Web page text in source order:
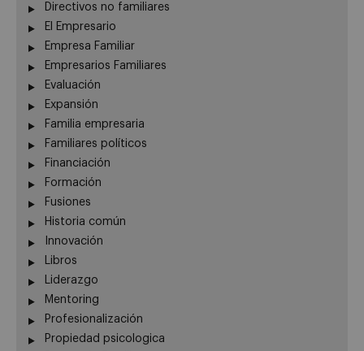
Directivos no familiares
El Empresario
Empresa Familiar
Empresarios Familiares
Evaluación
Expansión
Familia empresaria
Familiares políticos
Financiación
Formación
Fusiones
Historia común
Innovación
Libros
Liderazgo
Mentoring
Profesionalización
Propiedad psicologica